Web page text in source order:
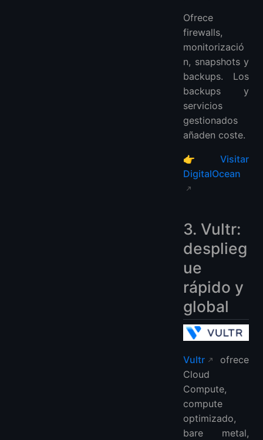
Ofrece
firewalls,
monitorizació
n, snapshots y
backups. Los
backups y
servicios
gestionados
añaden coste.
👉 Visitar
DigitalOcean
3. Vultr:
desplieg
ue
rápido y
global
Vultr
ofrece
Cloud
Compute,
compute
optimizado,
bare metal,